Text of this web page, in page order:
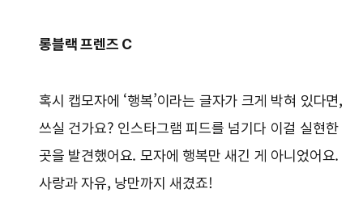
롱블랙 프렌즈 C
혹시 캡모자에 ‘행복’이라는 글자가 크게 박혀 있다면,
쓰실 건가요? 인스타그램 피드를 넘기다 이걸 실현한
곳을 발견했어요. 모자에 행복만 새긴 게 아니었어요.
사랑과 자유, 낭만까지 새겼죠!